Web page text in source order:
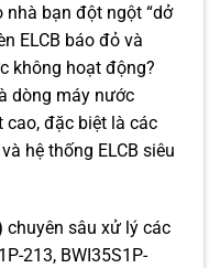
nhà bạn đột ngột “dở
ELCB báo đỏ và
không hoạt động?
dòng máy nước
đặc biệt là các
hệ thống ELCB siêu
chuyên sâu xử lý các
213, BWI35S1P-